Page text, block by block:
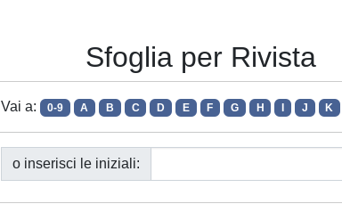
Sfoglia per Rivista
Vai a: 0-9 A B C D E F G H J K
o inserisci le iniziali: